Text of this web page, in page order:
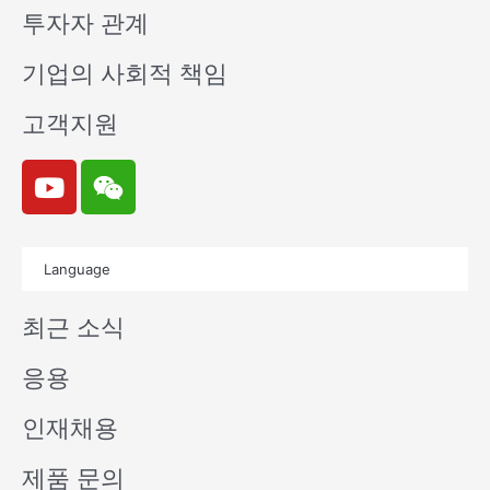
투자자 관계
기업의 사회적 책임
고객지원
Y
o
u
e
W
e
i
n
Language
최근 소식
응용
인재채용
제품 문의